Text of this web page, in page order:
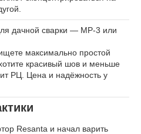
дачной сварки — МР-3 или
максимально простой
красивый шов и меньше
РЦ. Цена и надёжность у
Resanta и начал варить